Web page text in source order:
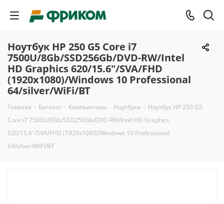
Ноутбук HP 250 G5 Core i7
7500U/8Gb/SSD256Gb/DVD-RW/Intel
HD Graphics 620/15.6"/SVA/FHD
(1920x1080)/Windows 10 Professional
64/silver/WiFi/BT
Главная - Каталог - Компьютеры - Ноутбуки - Ноутбук HP 250 G5
Core i7 7500U/8Gb/SSD256Gb/DVD-RW/Intel HD Graphics
620/15.6"/SVA/FHD (1920x1080)/Windows 10 Professional
64/silver/WiFi/BT